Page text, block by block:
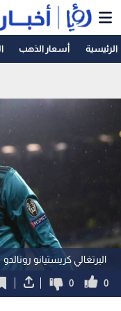
الرئيسية أسعار الذهب
البرتغالي كريستيانو رونالدو
0
0